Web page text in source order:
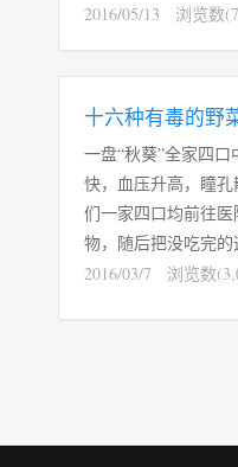
2016/05/13
浏览数
十六种有毒的野
一盘“秋葵”全家四口中毒 一天下午，黄先生60多岁的母亲吃完午饭
快，血压升高，瞳
们一家四口均前往
物，随后把没吃完
的曼陀罗，它与近年
2016/03/7 浏览数